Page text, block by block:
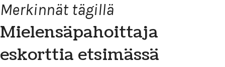
Merkinnät tägillä
Mielensäpahoittaja
eskorttia etsimässä